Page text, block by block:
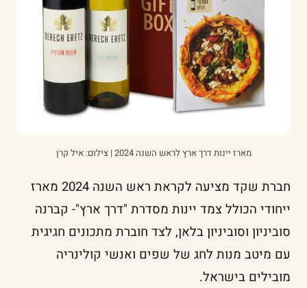
מארז יינות דרך ארץ לראש השנה 2024 | צילום: איל קרן
חברת שקד מציעה לקראת ראש השנה 2024 מארז
ייחודי הכולל צמד יינות מסדרת "דרך ארץ"- קברנה
סוביניון וסוביניון בלאן, לצד חוברת מתכונים חגיגית
עם מיטב מנות לחג של שפים ואנשי קולינריה
מובילים בישראל.